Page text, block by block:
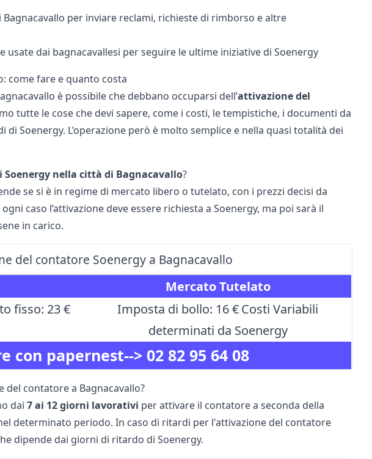
per inviare reclami, richieste di rimborso e altre
usate dai bagnacavallesi per seguire le ultime iniziative di Soenergy
come fare e quanto costa
è possibile che debbano occuparsi dell’attivazione del
tutte le cose che devi sapere, come i costi, le tempistiche, i documenti da
Soenergy. L’operazione però è molto semplice e nella quasi totalità dei
nella città di Bagnacavallo?
se si è in regime di mercato libero o tutelato, con i prezzi decisi da
caso l’attivazione deve essere richiesta a Soenergy, ma poi sarà il
in carico.
del contatore Soenergy a Bagnacavallo
con papernest--> 02 82 95 64 08
Mercato Tutelato
fisso: 23 €
Imposta di bollo: 16 €Costi Variabili
determinati da Soenergy
del contatore a Bagnacavallo?
dai 7 ai 12 giorni lavorativi per attivare il contatore a seconda della
determinato periodo. In caso di ritardi per l'attivazione del contatore
dipende dai giorni di ritardo di Soenergy.